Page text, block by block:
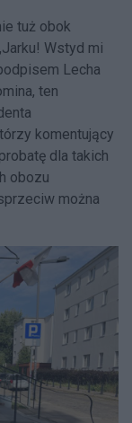
tuż obok
Wstyd mi
Lecha
ten
komentujący
dla takich
obozu
można